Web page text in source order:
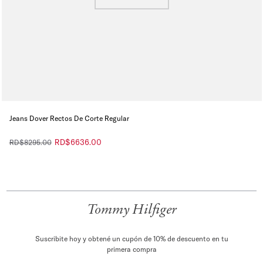
Jeans Dover Rectos De Corte Regular
RD$6636.00
RD$8295.00
Tommy Hilfiger
Suscribite hoy y obtené un cupón de 10% de descuento en tu
primera compra